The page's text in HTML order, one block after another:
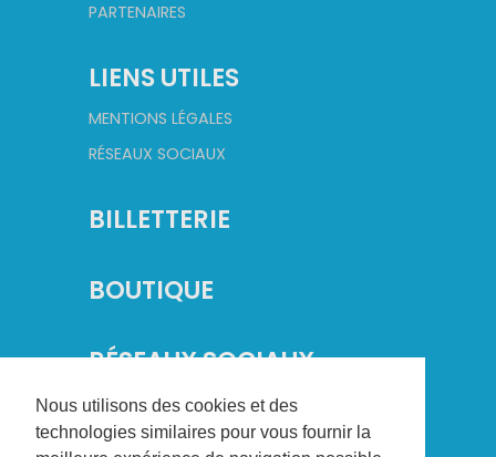
Nous utilisons des cookies et des
technologies similaires pour vous fournir la
PARTENAIRES
LIENS UTILES
MENTIONS LÉGALES
RÉSEAUX SOCIAUX
BILLETTERIE
BOUTIQUE
RÉSEAUX SOCIAUX